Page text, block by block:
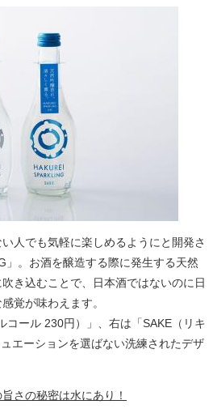
人でも気軽に楽しめるようにと開発さ
」。お酒を醸造する際に発生する天然
き込むことで、日本酒ではないのに日
覚が味わえます。
コール 230円）」、右は「SAKE（リキ
エーションを選ばない洗練されたデザ
さの秘密は水にあり！